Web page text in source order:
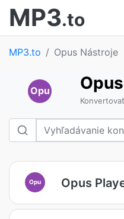
MP3.to
MP3.to Opus Nástroje
Opu
Opu Opus